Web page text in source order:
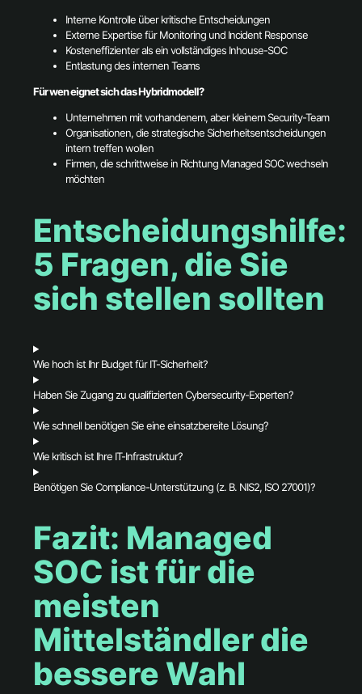
Interne Kontrolle über kritische Entscheidungen
Externe Expertise für Monitoring und Incident Response
Kosteneffizienter als ein vollständiges Inhouse-SOC
Entlastung des internen Teams
Für wen eignet sich das Hybridmodell?
Unternehmen mit vorhandenem, aber kleinem Security-Team
Organisationen, die strategische Sicherheitsentscheidungen
intern treffen wollen
Firmen, die schrittweise in Richtung Managed SOC wechseln
möchten
Entscheidungshilfe:
5 Fragen, die Sie
sich stellen sollten
Wie hoch ist Ihr Budget für IT-Sicherheit?
Haben Sie Zugang zu qualifizierten Cybersecurity-Experten?
Wie schnell benötigen Sie eine einsatzbereite Lösung?
Wie kritisch ist Ihre IT-Infrastruktur?
Benötigen Sie Compliance-Unterstützung (z. B. NIS2, ISO 27001)?
Fazit: Managed
SOC ist für die
meisten
Mittelständler die
bessere Wahl